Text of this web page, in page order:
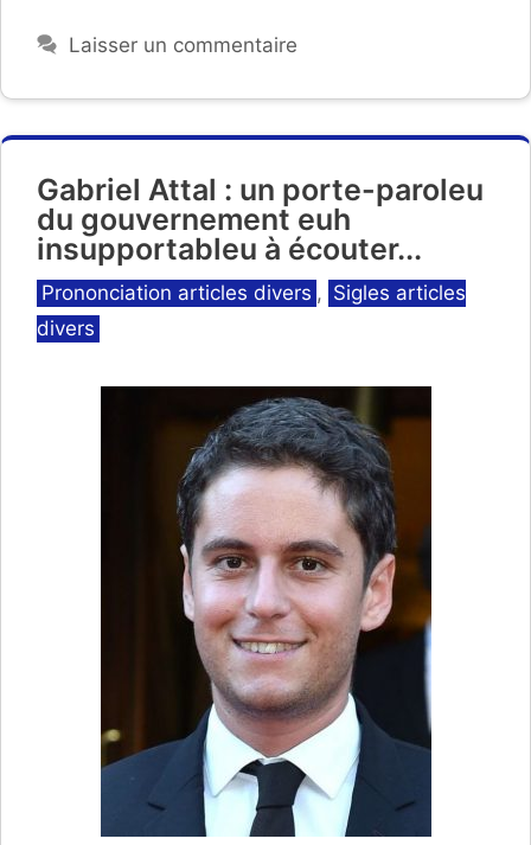
Laisser un commentaire
Gabriel Attal : un porte-paroleu
du gouvernement euh
insupportableu à écouter...
Catégories
Prononciation articles divers , Sigles articles
divers